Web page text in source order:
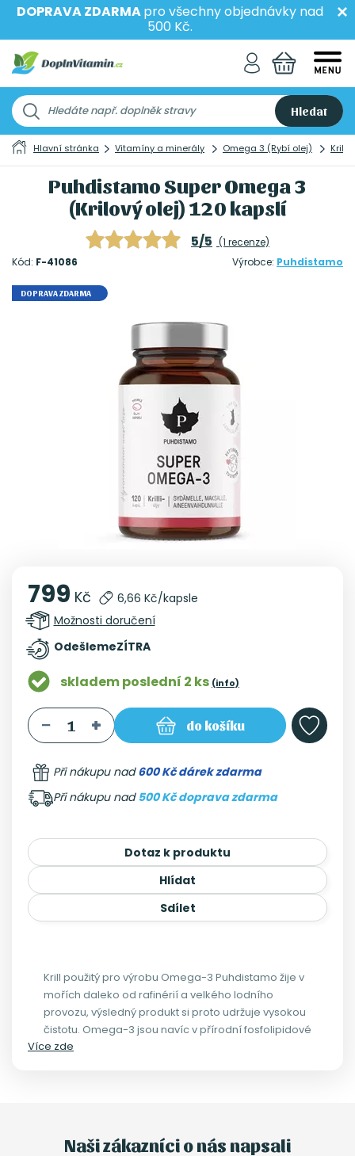
DOPRAVA ZDARMApro všechny objednávky nad
500 Kč.
Hledat
Hlavní stránka Vitamíny a minerály Omega 3 (Rybí olej)
Puhdistamo Super Omega 3
(Krilový olej) 120 kapslí
5/5 (1 recenze)
Kód: F-41086 Výrobce: Puhdistamo
DOPRAVA ZDARMA
799 Kč
6,66 Kč/kapsle
Možnosti doručení
OdešlemeZÍTRA
skladem poslední 2 ks (info)
do košíku
Při nákupu nad600 Kč dárek zdarma
Při nákupu nad 500 Kč doprava zdarma
Dotaz k produktu
Hlídat
Sdílet
Krill použitý pro výrobu Omega-3 Puhdistamo žije v
mořích daleko od rafinérií a velkého lodního
provozu, výsledný produkt si proto udržuje vysokou
čistotu. Omega-3 jsou navíc v přírodní fosfolipidové
formě, která je pro tělo přirozená a tedy i vysoce
Více zde
Naši zákazníci o nás napsali